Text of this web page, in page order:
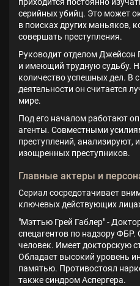
приходится постоянно
серийных убийц. Это может
в поисках других маньяков,
совершать преступления.
Руководит отделом Джейсон
и имеющий трудную судьбу.
количество успешных дел. В
деятельности он считается
мире.
Под его началом работают
агенты. Совместными
преступлений, анализируют,
изощренных преступников.
Главные актеры и
Сериал сосредотачивает
ключевых действующих
"Мэттью Грей Габлер" -
спецагентов по надзору
человек. Имеет докторскую
Обладает высокий уровень
памятью. Противостоял
также синдром Аспергера.